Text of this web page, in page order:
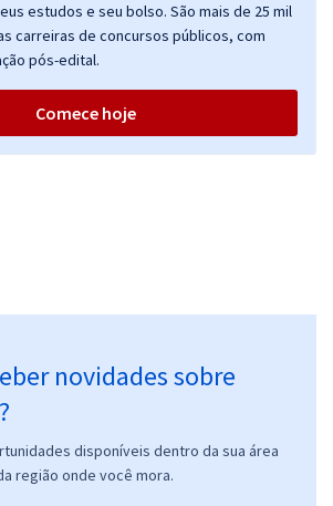
estudos e seu bolso. São mais de 25 mil
carreiras de concursos públicos, com
pós-edital.
Comece hoje
novidades sobre
disponíveis dentro da sua área
região onde você mora.